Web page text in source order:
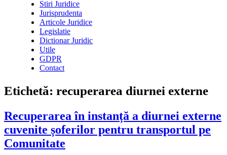
Stiri Juridice
Jurisprudenta
Articole Juridice
Legislatie
Dictionar Juridic
Utile
GDPR
Contact
Etichetă: recuperarea diurnei externe
Recuperarea în instanță a diurnei externe
cuvenite șoferilor pentru transportul pe
Comunitate